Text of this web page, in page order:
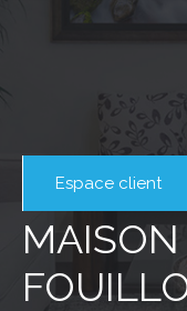
Espace client